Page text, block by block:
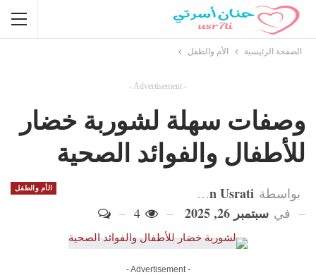
الصفحة الرئيسية الأم والطفل
- Advertisement -
وصفات سهلة لشوربة خضار
للأطفال والفوائد الصحية
الأم والطفل بواسطة Hanan Usrati
في سبتمبر 26, 2025
- Advertisement -